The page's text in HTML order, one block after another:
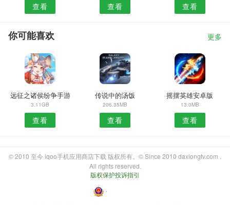
查看 查看 查看
你可能喜欢 更多
远征之诸侯纷争手游
3.11GB
查看
传说中的汤饭
206.35MB
查看
摇摆英雄安卓版
13.0MB
查看
© 2010 至今 iqoo手机应用商店下载 版权所有。© Since 2010 daxiongtv.com .
All rights reserved.
版权保护投诉指引
・